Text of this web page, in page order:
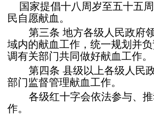
国家提倡十八周岁至五十五
民自愿献血。
第三条 地方各级人民政府
域内的献血工作，统一规划并
调有关部门共同做好献血工作。
第四条 县级以上各级人民
部门监督管理献血工作。
各级红十字会依法参与、
作。